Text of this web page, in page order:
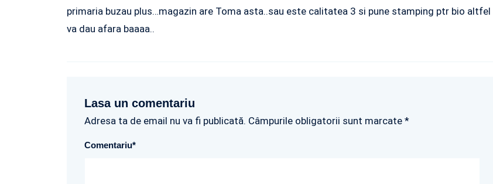
primaria buzau plus…magazin are Toma asta..sau este calitatea 3 si pune stamping ptr bio altfel
va dau afara baaaa..
Lasa un comentariu
Adresa ta de email nu va fi publicată. Câmpurile obligatorii sunt marcate *
Comentariu*